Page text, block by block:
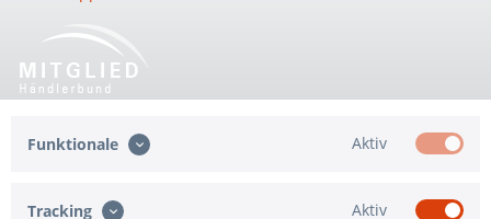
Funktionale Aktiv
Tracking Aktiv